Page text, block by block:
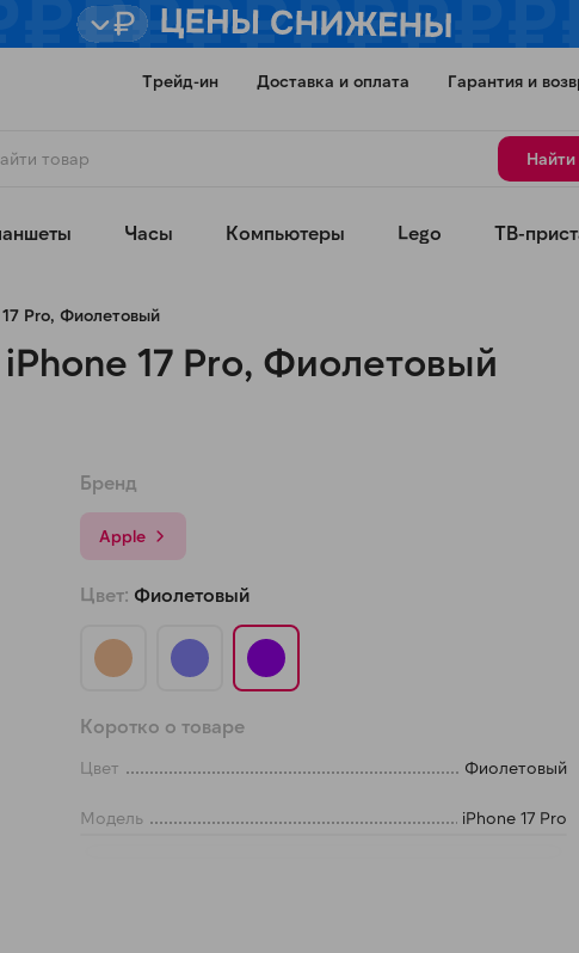
Трейд-ин Доставка и оплата Гарантия и
Найти
Часы Компьютеры Lego ТВ-
Pro, Фиолетовый
17 Pro, Фиолетовый
Бренд
Apple
Цвет: Фиолетовый
Коротко о товаре
Цвет Фиолетовый
Модель iPhone 17 Pro
оплату
частибез переплат